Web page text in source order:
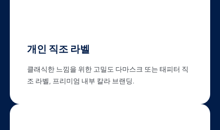
개인 직조 라벨
클래식한 느낌을 위한 고밀도 다마스크 또는 태피터 직
조 라벨, 프리미엄 내부 칼라 브랜딩.